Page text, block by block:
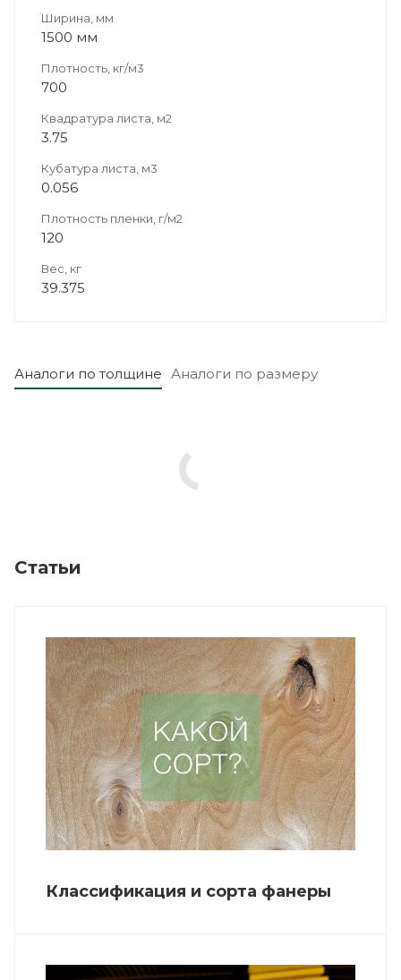
Ширина, мм
1500 мм
Плотность, кг/м3
700
Квадратура листа, м2
3.75
Кубатура листа, м3
0.056
Плотность пленки, г/м2
120
Вес, кг
39.375
Аналоги по толщине Аналоги по размеру
Статьи
Классификация и сорта фанеры